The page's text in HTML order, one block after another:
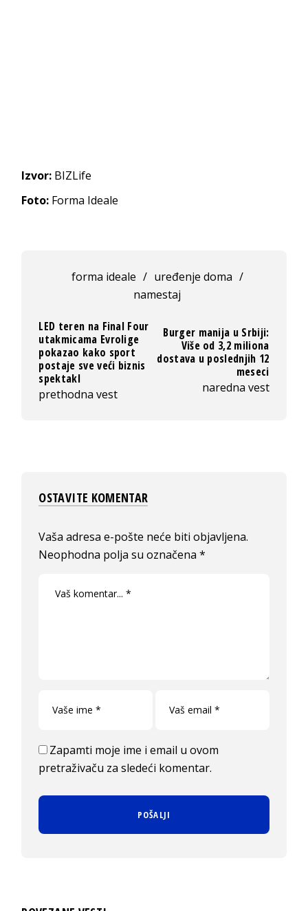
Izvor: BIZLife
Foto: Forma Ideale
forma ideale / uređenje doma /
namestaj
LED teren na Final Four
utakmicama Evrolige
pokazao kako sport
postaje sve veći biznis
spektakl
prethodna vest
Burger manija u Srbiji:
Više od 3,2 miliona
dostava u poslednjih 12
meseci
naredna vest
OSTAVITE KOMENTAR
Vaša adresa e-pošte neće biti objavljena.
Neophodna polja su označena*
Zapamti moje ime i email u ovom
pretraživaču za sledeći komentar.